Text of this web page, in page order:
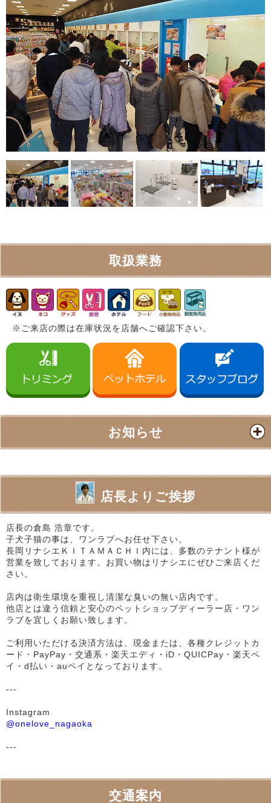
取扱業務
※ご来店の際は在庫状況を店舗へご確認下さい。
お知らせ
店長よりご挨拶
店長の倉島 浩章です。
子犬子猫の事は、ワンラブへお任せ下さい。
長岡リナシエＫＩＴＡＭＡＣＨＩ内には、多数のテナント様が
営業を致しております。お買い物はリナシエにぜひご来店くだ
さい。
店内は衛生環境を重視し清潔な臭いの無い店内です。
他店とは違う信頼と安心のペットショップディーラー店・ワン
ラブを宜しくお願い致します。
ご利用いただける決済方法は、現金または、各種クレジットカ
ード・PayPay・交通系・楽天エディ・iD・QUICPay・楽天ペ
イ・d払い・auペイとなっております。
---
Instagram
@onelove_nagaoka
---
交通案内